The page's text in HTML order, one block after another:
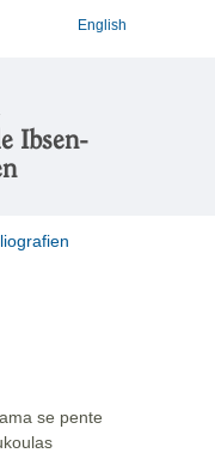
English
Ibsen-
se pente